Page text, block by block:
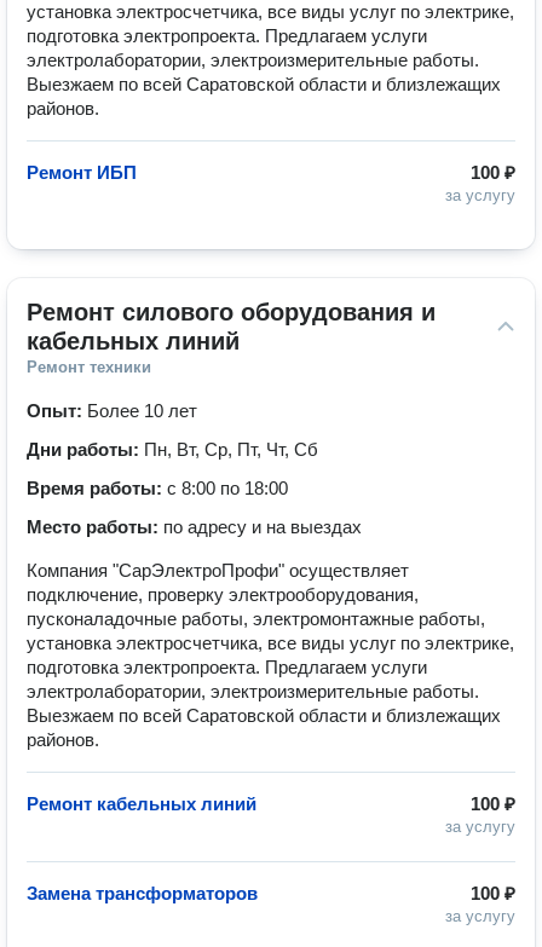
установка электросчетчика, все виды услуг по электрике,
подготовка электропроекта. Предлагаем услуги
электролаборатории, электроизмерительные работы.
Выезжаем по всей Саратовской области и близлежащих
районов.
100 ₽
за услугу
Ремонт ИБП
Ремонт силового оборудования и
кабельных линий
Ремонт техники
Опыт: Более 10 лет
Дни работы: Пн, Вт, Ср, Пт, Чт, Сб
Время работы: с 8:00 по 18:00
Место работы: по адресу и на выездах
Компания "СарЭлектроПрофи" осуществляет
подключение, проверку электрооборудования,
пусконаладочные работы, электромонтажные работы,
установка электросчетчика, все виды услуг по электрике,
подготовка электропроекта. Предлагаем услуги
электролаборатории, электроизмерительные работы.
Выезжаем по всей Саратовской области и близлежащих
районов.
100 ₽
за услугу
Ремонт кабельных линий
100 ₽
за услугу
Замена трансформаторов